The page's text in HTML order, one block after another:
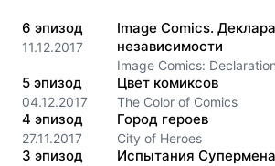
6 эпизод
11.12.2017
Image Comics.
независимости
Image Comics:
5 эпизод
04.12.2017
Цвет комиксов
The Color of Comics
4 эпизод
27.11.2017
Город героев
City of Heroes
3 эпизод Испытания Супермена